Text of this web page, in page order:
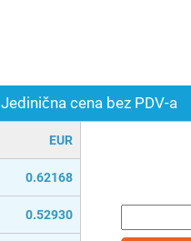
Jedinična cena bez PDV-a
EUR
0.62168
0.52930